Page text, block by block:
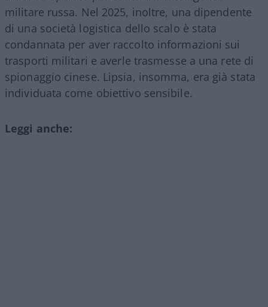
militare russa. Nel 2025, inoltre, una dipendente
di una società logistica dello scalo è stata
condannata per aver raccolto informazioni sui
trasporti militari e averle trasmesse a una rete di
spionaggio cinese. Lipsia, insomma, era già stata
individuata come obiettivo sensibile.
Leggi anche: